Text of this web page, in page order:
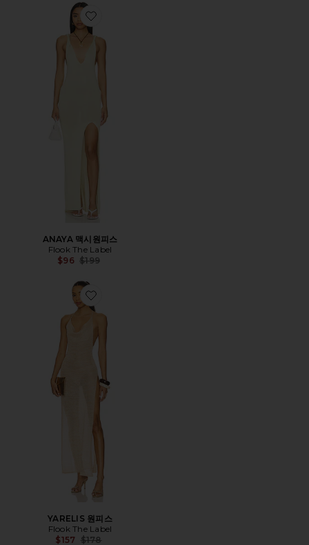
Favorite ANAYA 맥시원피스
ANAYA 맥시원피스
Flook The Label
$96 Previous price:
$199
Favorite YARELIS 원피스
YARELIS 원피스
Flook The Label
$157 Previous price:
$178